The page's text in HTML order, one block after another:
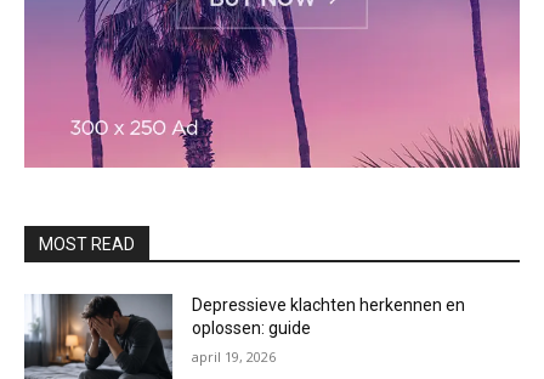
MOST READ
Depressieve klachten herkennen en
oplossen: guide
april 19, 2026